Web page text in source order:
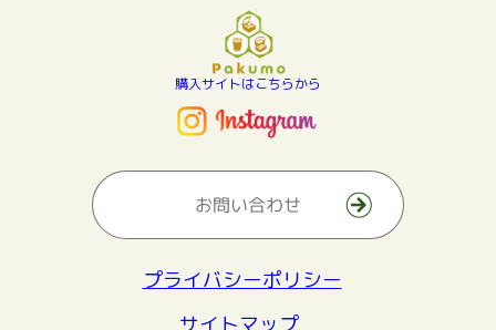
購入サイトはこちらから
お問い合わせ
プライバシーポリシー
サイトマップ